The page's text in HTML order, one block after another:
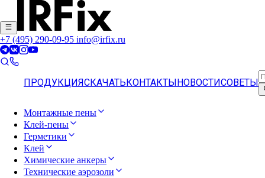
+7 (495) 290-09-95 info@irfix.ru
ПРОДУКЦИЯСКАЧАТЬКОНТАКТЫ НОВОСТИСОВЕТЫ
Монтажные пены
Клей-пены
Герметики
Клей
Химические анкеры
Технические аэрозоли